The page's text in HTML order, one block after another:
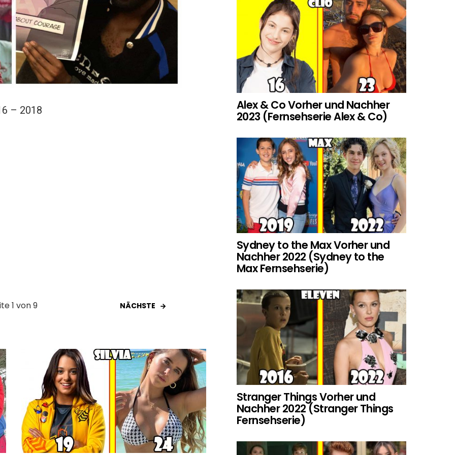
– 2018
1 von 9 NÄCHSTE
Alex & Co Vorher und Nachher
2023 (Fernsehserie Alex & Co)
Sydney to the Max Vorher und
Nachher 2022 (Sydney to the
Max Fernsehserie)
Stranger Things Vorher und
Nachher 2022 (Stranger Things
Fernsehserie)